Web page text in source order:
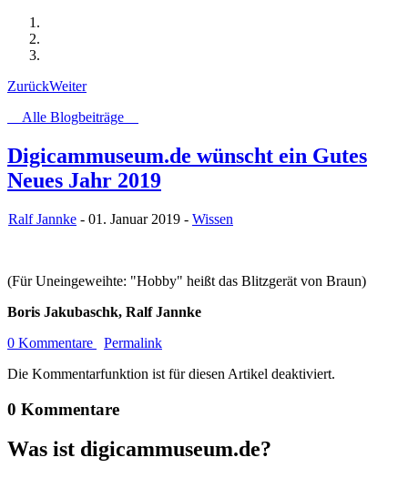
ZurückWeiter
Alle Blogbeiträge
Digicammuseum.de wünscht ein Gutes
Neues Jahr 2019
Ralf Jannke - 01. Januar 2019 - Wissen
(Für Uneingeweihte: "Hobby" heißt das Blitzgerät von Braun)
Boris Jakubaschk, Ralf Jannke
0 Kommentare
Permalink
Die Kommentarfunktion ist für diesen Artikel deaktiviert.
0 Kommentare
Was ist digicammuseum.de?